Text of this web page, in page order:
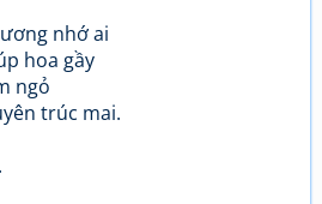
nhớ ai
hoa gầy
ngỏ
trúc mai.